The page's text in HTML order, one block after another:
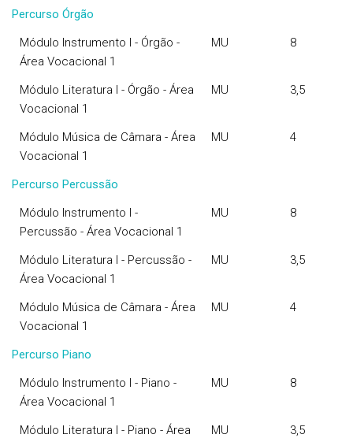
Percurso Órgão
Módulo Instrumento I - Órgão -
Área Vocacional 1
MU 8
Módulo Literatura I - Órgão - Área
Vocacional 1
MU 3,5
Módulo Música de Câmara - Área
Vocacional 1
MU 4
Percurso Percussão
Módulo Instrumento I -
Percussão - Área Vocacional 1
MU 8
Módulo Literatura I - Percussão -
Área Vocacional 1
MU 3,5
Módulo Música de Câmara - Área
Vocacional 1
MU 4
Percurso Piano
Módulo Instrumento I - Piano -
Área Vocacional 1
MU 8
Módulo Literatura I - Piano - Área
MU 3,5